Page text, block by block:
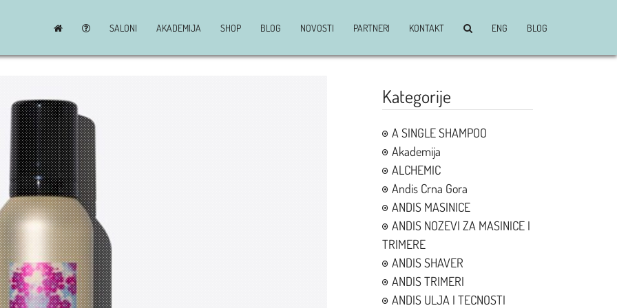
SALONI AKADEMIJA SHOP BLOG NOVOSTI PARTNERI KONTAKT ENG BLOG
Kategorije
A SINGLE SHAMPOO
Akademija
ALCHEMIC
Andis Crna Gora
ANDIS MASINICE
ANDIS NOZEVI ZA MASINICE I
TRIMERE
ANDIS SHAVER
ANDIS TRIMERI
ANDIS ULJA I TECNOSTI